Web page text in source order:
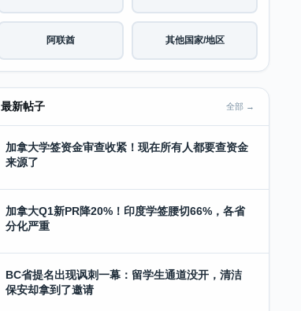
阿联酋 其他国家/地区
最新帖子 全部 →
加拿大学签资金审查收紧！现在所有人都要查资金
来源了
加拿大Q1新PR降20%！印度学签腰切66%，各省
分化严重
BC省提名出现讽刺一幕：留学生通道没开，清洁
保安却拿到了邀请